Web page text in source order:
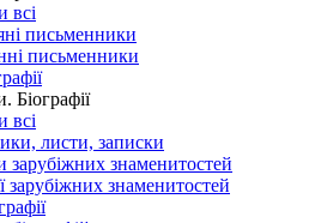
всі
письменники
письменники
Біографії
всі
листи, записки
знаменитостей
зарубіжних знаменитостей